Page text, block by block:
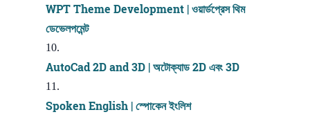
WPT Theme Development | ওয়ার্ডপ্রেস থিম
ডেভেলপমেন্ট
AutoCad 2D and 3D | অটোক্যাড 2D এবং 3D
Spoken English | স্পোকেন ইংলিশ